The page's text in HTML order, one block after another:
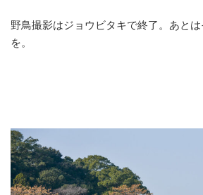
野鳥撮影はジョウビタキで終了。あと
を。